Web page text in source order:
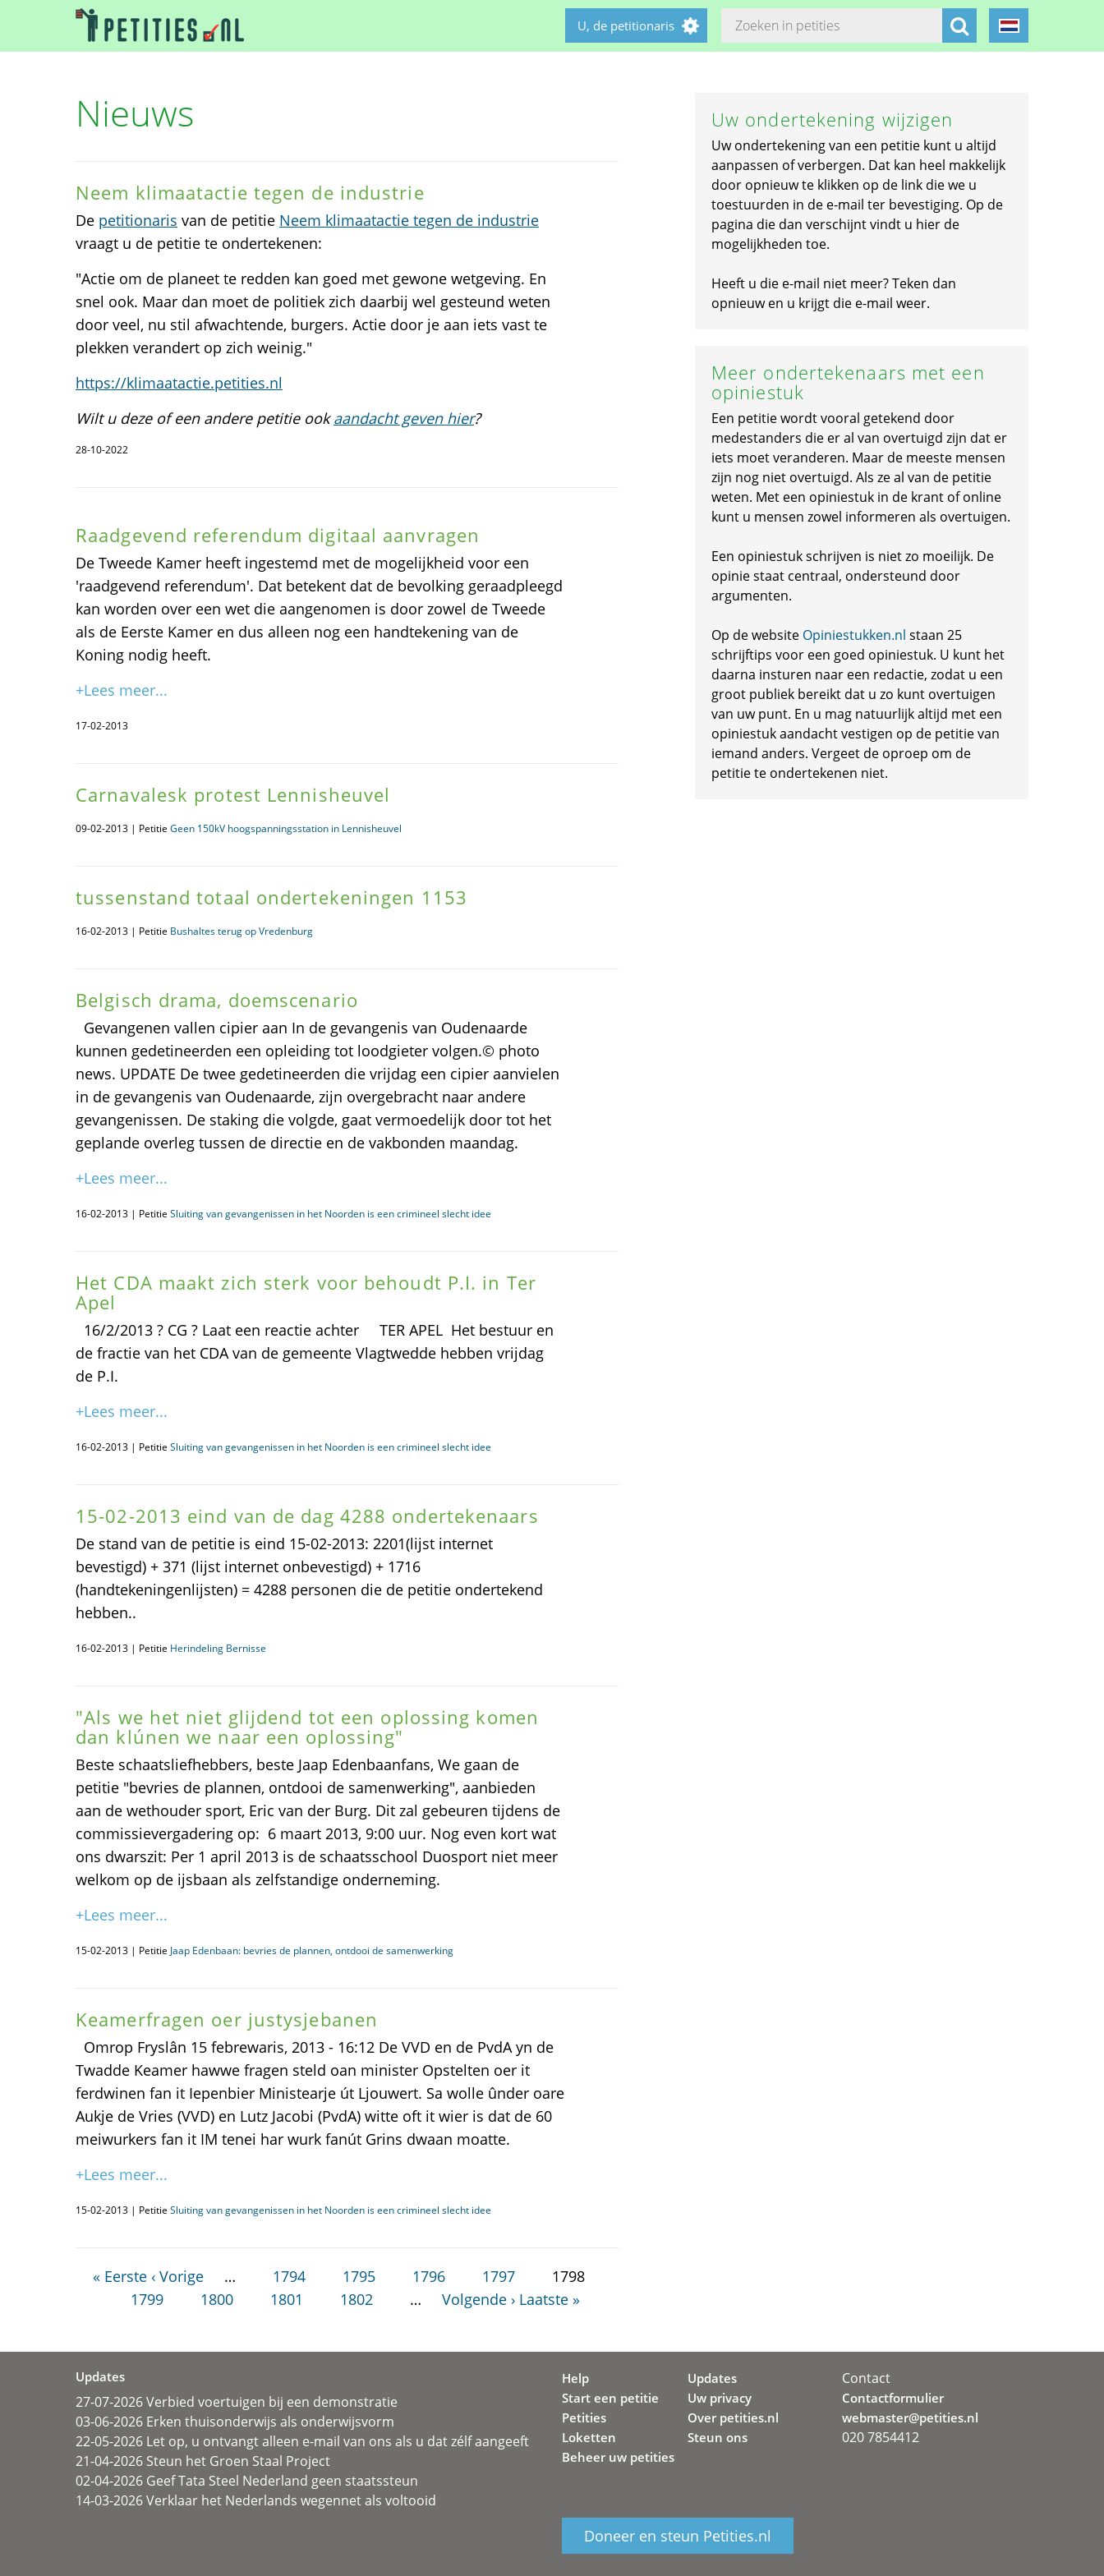
U, de petitionaris
Nieuws
Neem klimaatactie tegen de industrie
De petitionaris van de petitie Neem klimaatactie tegen de industrie
vraagt u de petitie te ondertekenen:
"Actie om de planeet te redden kan goed met gewone wetgeving. En
snel ook. Maar dan moet de politiek zich daarbij wel gesteund weten
door veel, nu stil afwachtende, burgers. Actie door je aan iets vast te
plekken verandert op zich weinig."
https://klimaatactie.petities.nl
Wilt u deze of een andere petitie ookaandacht geven hier?
28-10-2022
Raadgevend referendum digitaal aanvragen
De Tweede Kamer heeft ingestemd met de mogelijkheid voor een
'raadgevend referendum'. Dat betekent dat de bevolking geraadpleegd
kan worden over een wet die aangenomen is door zowel de Tweede
als de Eerste Kamer en dus alleen nog een handtekening van de
Koning nodig heeft.
+Lees meer...
17-02-2013
Carnavalesk protest Lennisheuvel
09-02-2013 | Petitie Geen 150kV hoogspanningsstation in Lennisheuvel
tussenstand totaal ondertekeningen 1153
16-02-2013 | Petitie Bushaltes terug op Vredenburg
Belgisch drama, doemscenario
Gevangenen vallen cipier aan In de gevangenis van Oudenaarde
kunnen gedetineerden een opleiding tot loodgieter volgen.© photo
news. UPDATE De twee gedetineerden die vrijdag een cipier aanvielen
in de gevangenis van Oudenaarde, zijn overgebracht naar andere
gevangenissen. De staking die volgde, gaat vermoedelijk door tot het
geplande overleg tussen de directie en de vakbonden maandag.
+Lees meer...
16-02-2013 | Petitie Sluiting van gevangenissen in het Noorden is een crimineel slecht idee
Het CDA maakt zich sterk voor behoudt P.I. in Ter
Apel
16/2/2013 ? CG ? Laat een reactie achter TER APEL  Het bestuur en
de fractie van het CDA van de gemeente Vlagtwedde hebben vrijdag
de P.I.
+Lees meer...
16-02-2013 | Petitie Sluiting van gevangenissen in het Noorden is een crimineel slecht idee
15-02-2013 eind van de dag 4288 ondertekenaars
De stand van de petitie is eind 15-02-2013: 2201(lijst internet
bevestigd) + 371 (lijst internet onbevestigd) + 1716
(handtekeningenlijsten) = 4288 personen die de petitie ondertekend
hebben..
16-02-2013 | Petitie Herindeling Bernisse
"Als we het niet glijdend tot een oplossing komen
dan klúnen we naar een oplossing"
Beste schaatsliefhebbers, beste Jaap Edenbaanfans, We gaan de
petitie "bevries de plannen, ontdooi de samenwerking", aanbieden
aan de wethouder sport, Eric van der Burg. Dit zal gebeuren tijdens de
commissievergadering op: 6 maart 2013, 9:00 uur. Nog even kort wat
ons dwarszit: Per 1 april 2013 is de schaatsschool Duosport niet meer
welkom op de ijsbaan als zelfstandige onderneming.
+Lees meer...
15-02-2013 | Petitie Jaap Edenbaan: bevries de plannen, ontdooi de samenwerking
Keamerfragen oer justysjebanen
Omrop Fryslân 15 febrewaris, 2013 - 16:12 De VVD en de PvdA yn de
Twadde Keamer hawwe fragen steld oan minister Opstelten oer it
ferdwinen fan it Iepenbier Ministearje út Ljouwert. Sa wolle ûnder oare
Aukje de Vries (VVD) en Lutz Jacobi (PvdA) witte oft it wier is dat de 60
meiwurkers fan it IM tenei har wurk fanút Grins dwaan moatte.
+Lees meer...
15-02-2013 | Petitie Sluiting van gevangenissen in het Noorden is een crimineel slecht idee
« Eerste ‹ Vorige … 1794 1795 1796 1797
1798
1799
1800 1801 1802 … Volgende › Laatste »
Uw ondertekening wijzigen
Uw ondertekening van een petitie kunt u altijd
aanpassen of verbergen. Dat kan heel makkelijk
door opnieuw te klikken op de link die we u
toestuurden in de e-mail ter bevestiging. Op de
pagina die dan verschijnt vindt u hier de
mogelijkheden toe.
Heeft u die e-mail niet meer? Teken dan
opnieuw en u krijgt die e-mail weer.
Meer ondertekenaars met een
opiniestuk
Een petitie wordt vooral getekend door
medestanders die er al van overtuigd zijn dat er
iets moet veranderen. Maar de meeste mensen
zijn nog niet overtuigd. Als ze al van de petitie
weten. Met een opiniestuk in de krant of online
kunt u mensen zowel informeren als overtuigen.
Een opiniestuk schrijven is niet zo moeilijk. De
opinie staat centraal, ondersteund door
argumenten.
Op de website Opiniestukken.nl staan 25
schrijftips voor een goed opiniestuk. U kunt het
daarna insturen naar een redactie, zodat u een
groot publiek bereikt dat u zo kunt overtuigen
van uw punt. En u mag natuurlijk altijd met een
opiniestuk aandacht vestigen op de petitie van
iemand anders. Vergeet de oproep om de
petitie te ondertekenen niet.
Updates
27-07-2026 Verbied voertuigen bij een demonstratie
03-06-2026 Erken thuisonderwijs als onderwijsvorm
22-05-2026 Let op, u ontvangt alleen e-mail van ons als u dat zélf aangeeft
21-04-2026 Steun het Groen Staal Project
02-04-2026 Geef Tata Steel Nederland geen staatssteun
14-03-2026 Verklaar het Nederlands wegennet als voltooid
Help
Start een petitie
Petities
Loketten
Beheer uw petities
Updates
Uw privacy
Over petities.nl
Steun ons
Doneer en steun Petities.nl
Contact
Contactformulier
webmaster@petities.nl
020 7854412